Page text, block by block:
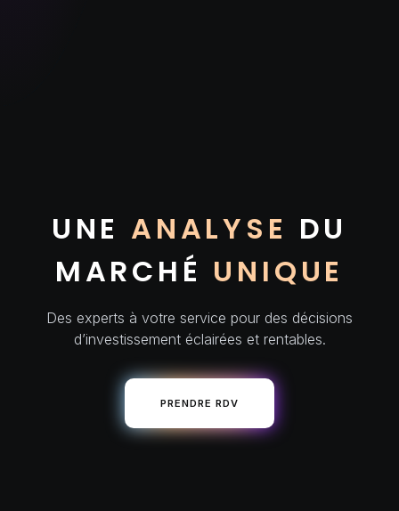
UNE ANALYSE DU
MARCHÉ UNIQUE
Des experts à votre service pour des décisions
d’investissement éclairées et rentables.
PRENDRE RDV